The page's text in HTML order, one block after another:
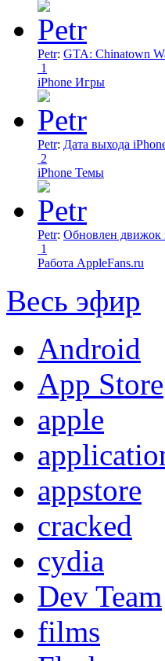
Petr: GTA: Chinatown
1
iPhone Игры
Petr: Дата выхода
2
iPhone Темы
Petr: Обновлен движок
1
Работа AppleFans.ru
Весь эфир
Android
App Store
apple
appstore
cracked
cydia
Dev Team
films